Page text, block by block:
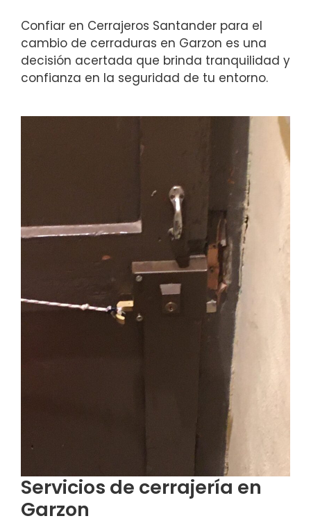
Confiar en Cerrajeros Santander para el
cambio de cerraduras en Garzon es una
decisión acertada que brinda tranquilidad y
confianza en la seguridad de tu entorno.
Servicios de cerrajería en
Garzon